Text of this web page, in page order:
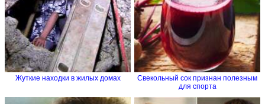
Жуткие находки в жилых домах
Свекольный сок признан полезным
для спорта